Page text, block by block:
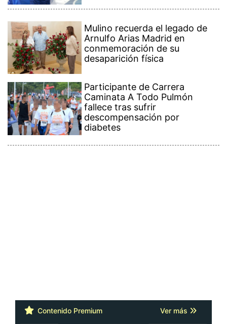
Mulino recuerda el legado de
Arnulfo Arias Madrid en
conmemoración de su
desaparición física
Participante de Carrera
Caminata A Todo Pulmón
fallece tras sufrir
descompensación por
diabetes
Contenido Premium Ver más